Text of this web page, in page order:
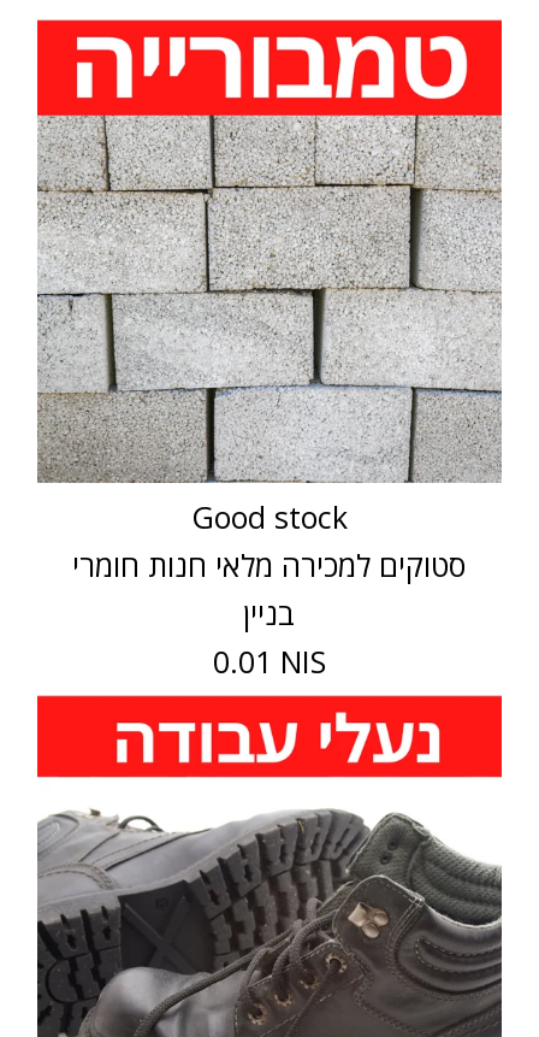
Good stock
סטוקים למכירה מלאי חנות חומרי
בניין
0.01 NIS